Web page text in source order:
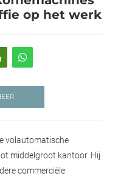
op het werk
volautomatische
middelgroot kantoor. Hij
commerciële